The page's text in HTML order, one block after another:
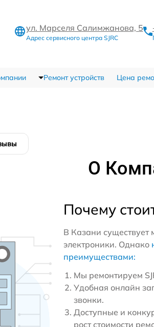
ул. Марселя Салимжанова, 5
Адрес сервисного центра SJRC
Ремонт устройств Цена
О
Почему
В Казани существует
электроники. Однако
преимуществами:
Мы ремонтируем
Удобная онлайн
звонки.
Доступные и
рост стоимости